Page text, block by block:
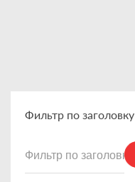
Фильтр по заголовку